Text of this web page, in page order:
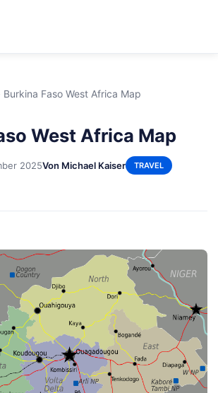
Burkina Faso West Africa Map
West Africa Map
2025Von Michael Kaiser TRAVEL